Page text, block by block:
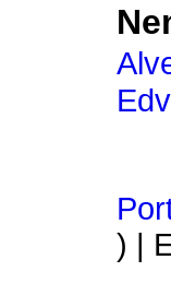
) |